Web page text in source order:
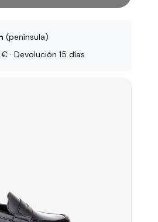
(península)
· Devolución 15 días